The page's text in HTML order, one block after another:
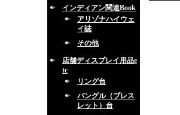
インディアン関連Book
アリゾナハイウェ
イ誌
その他
店舗ディスプレイ用品e
tc
リング台
バングル（ブレス
レット）台